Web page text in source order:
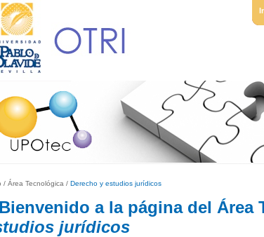
/ Área Tecnológica / Derecho y estudios jurídicos
Bienvenido a la página del Área
jurídicos